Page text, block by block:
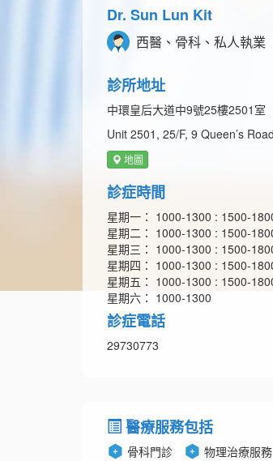
Dr. Sun Lun Kit
西醫、骨科、私人執業
診所地址
中環皇后大道中9號25樓2501室
Unit 2501, 25/F, 9 Queen’s
地圖
診症時間
星期一： 1000-1300 : 1500-
星期二： 1000-1300 : 1500-
星期三： 1000-1300 : 1500-
星期四： 1000-1300 : 1500-
星期五： 1000-1300 : 1500-
星期六： 1000-1300
診症電話
29730773
醫療服務包括
骨科門診 物理治療服務